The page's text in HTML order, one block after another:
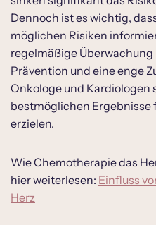
Dennoch ist es wichtig,
möglichen Risiken
regelmäßige
Prävention und eine enge
Onkologe und Kardiologen
bestmöglichen Ergebnisse
erzielen.
Wie Chemotherapie das
hier weiterlesen: Einfluss
Herz